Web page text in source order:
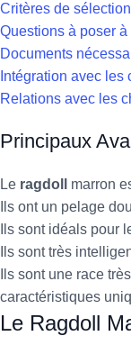
Critères de
Questions à poser à
Documents
Intégration avec les
Relations avec les
Principaux
Le ragdoll
marron
Ils ont un pelage
Ils sont idéals pour
Ils sont très
Ils sont une race
caractéristiques
Le Ragdoll